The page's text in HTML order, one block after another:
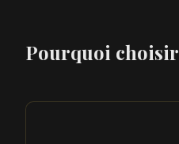
Pourquoi choisir